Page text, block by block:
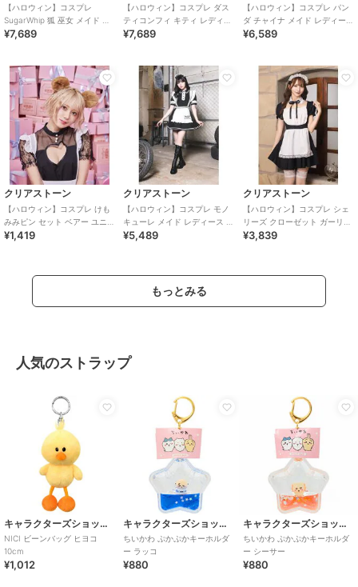
【ハロウィン】コスプレ
SugarWhip 狐 巫女 メイド レ
ディース ブルー
¥7,689
【ハロウィン】コスプレ ダス
ティコンフィ キティ レディー
ス サックスブルー
¥7,689
【ハロウィン】コスプレ パン
ダ チャイナ メイド レディース
レッド
¥6,589
クリアストーン
【ハロウィン】コスプレ けも
みみピン セット ベアー ユニセ
ックス ブラウン
¥1,419
クリアストーン
【ハロウィン】コスプレ モノ
キューレ メイド レディース ブ
ラック
¥5,489
クリアストーン
【ハロウィン】コスプレ シェ
リーズ クローゼット ガーリー
メイド レディース ブラック
¥3,839
もっとみる
人気のストラップ
キャラクターズショップ ラフラフ
NICI ビーンバッグ ヒヨコ
10cm
¥1,012
キャラクターズショップ ラフラフ
ちいかわ ぷかぷかキーホルダ
ー ラッコ
¥880
キャラクターズショップ ラフラフ
ちいかわ ぷかぷかキーホルダ
ー シーサー
¥880